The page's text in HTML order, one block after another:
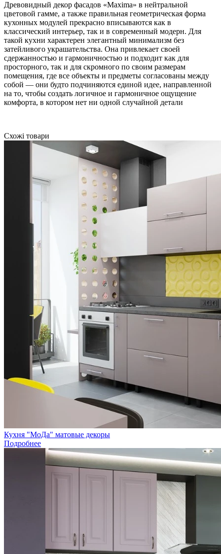
Древовидный декор фасадов «Maxima» в нейтральной
цветовой гамме, а также правильная геометрическая форма
кухонных модулей прекрасно вписываются как в
классический интерьер, так и в современный модерн. Для
такой кухни характерен элегантный минимализм без
затейливого украшательства. Она привлекает своей
сдержанностью и гармоничностью и подходит как для
просторного, так и для скромного по своим размерам
помещения, где все объекты и предметы согласованы между
собой — они будто подчиняются единой идее, направленной
на то, чтобы создать логичное и гармоничное ощущение
комфорта, в котором нет ни одной случайной детали
Схожі товари
Кухня "МоДа" матовые декоры
Подробнее